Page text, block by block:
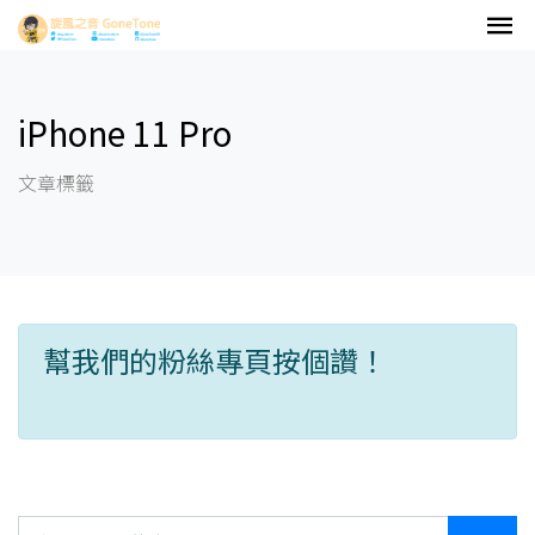
iPhone 11 Pro
文章標籤
幫我們的粉絲專頁按個讚！